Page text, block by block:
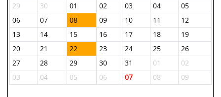
29
30 01 02 03 04
05
06
07 08 09 10 11
12
13
14 15 16 17 18
19
20
21 22 23 24 25
26
27
28 29 30 31 01
02
03
04 05 06 07 08 09